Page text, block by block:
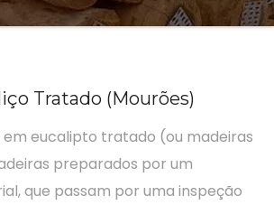
Tratado (Mourões)
em eucalipto tratado (ou madeiras
preparados por um
que passam por uma inspeção